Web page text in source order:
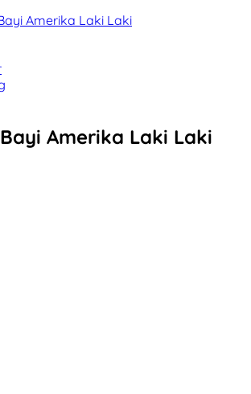
Amerika Laki Laki
Amerika Laki Laki